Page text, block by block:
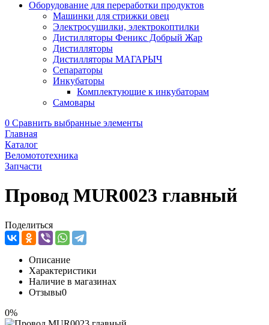
Оборудование для переработки продуктов
Машинки для стрижки овец
Электросушилки, электрокоптилки
Дистилляторы Феникс Добрый Жар
Дистилляторы
Дистилляторы МАГАРЫЧ
Сепараторы
Инкубаторы
Комплектующие к инкубаторам
Самовары
0 Сравнить выбранные элементы
Главная
Каталог
Веломототехника
Запчасти
Провод MUR0023 главный
Поделиться
Описание
Характеристики
Наличие в магазинах
Отзывы0
0%